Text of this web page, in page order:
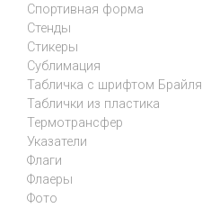
Спортивная форма
Стенды
Стикеры
Сублимация
Табличка с шрифтом Брайля
Таблички из пластика
Термотрансфер
Указатели
Флаги
Флаеры
Фото